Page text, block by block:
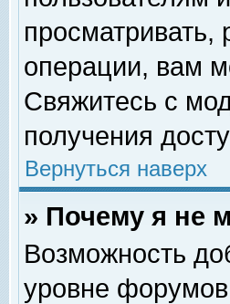
операции, вам
Свяжитесь с
получения
Вернуться наверх
» Почему я не
Возможность
уровне